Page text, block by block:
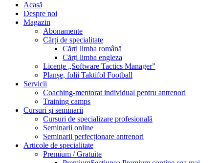
Acasă
Despre noi
Magazin
Abonamente
Cărți de specialitate
Cărți limba română
Cărți limba engleza
Licențe „Software Tactics Manager”
Planșe, folii Taktifol Football
Servicii
Coaching-mentorat individual pentru antrenori
Training camps
Cursuri și seminarii
Cursuri de specializare profesională
Seminarii online
Seminarii perfecționare antrenori
Articole de specialitate
Premium / Gratuite